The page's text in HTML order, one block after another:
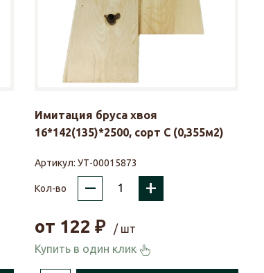
Имитация бруса хвоя
16*142(135)*2500, сорт С (0,355м2)
Артикул:УТ-00015873
Кол-во – +
от 122 ₽
/ шт
Купить в один клик